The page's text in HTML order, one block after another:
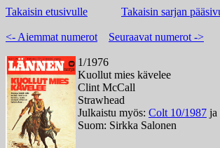
Takaisin etusivulle Takaisin sarjan
<- Aiemmat numerot Seuraavat numerot ->
1/1976
Kuollut mies kävelee
Clint McCall
Strawhead
Julkaistu myös: Colt 10/1987 ja
Suom: Sirkka Salonen